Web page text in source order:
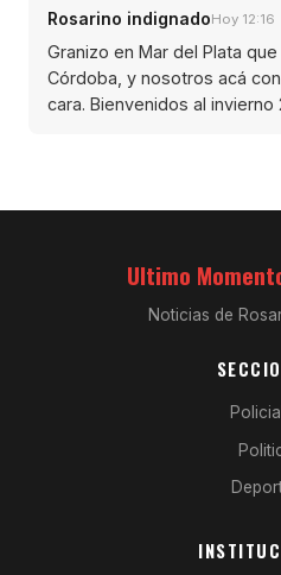
Rosarino indignadoHoy 12:16
Granizo en Mar del Plata
Córdoba, y nosotros acá
cara. Bienvenidos al invierno
Ultimo
Noticias de